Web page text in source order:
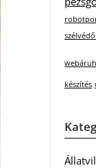
készítés